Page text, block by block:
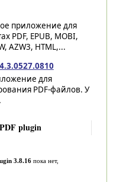
приложение для
PDF, EPUB, MOBI,
AZW3, HTML,...
для
PDF-файлов. У
plugin
3.8.16пока нет,